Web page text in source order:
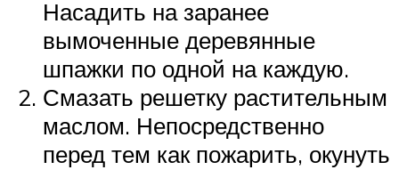
Насадить на заранее
вымоченные деревянные
шпажки по одной на каждую.
Смазать решетку растительным
маслом. Непосредственно
перед тем как пожарить, окунуть